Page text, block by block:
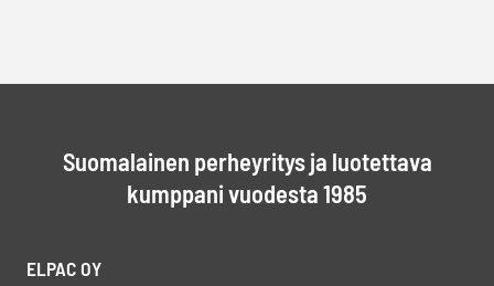
Suomalainen perheyritys ja luotettava
kumppani vuodesta 1985
ELPAC OY